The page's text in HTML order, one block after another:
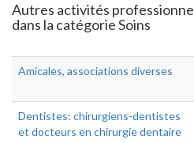
Autres activités
dans la catégorie Soins
Amicales, associations diverses
Dentistes: chirurgiens-dentistes
et docteurs en chirurgie dentaire